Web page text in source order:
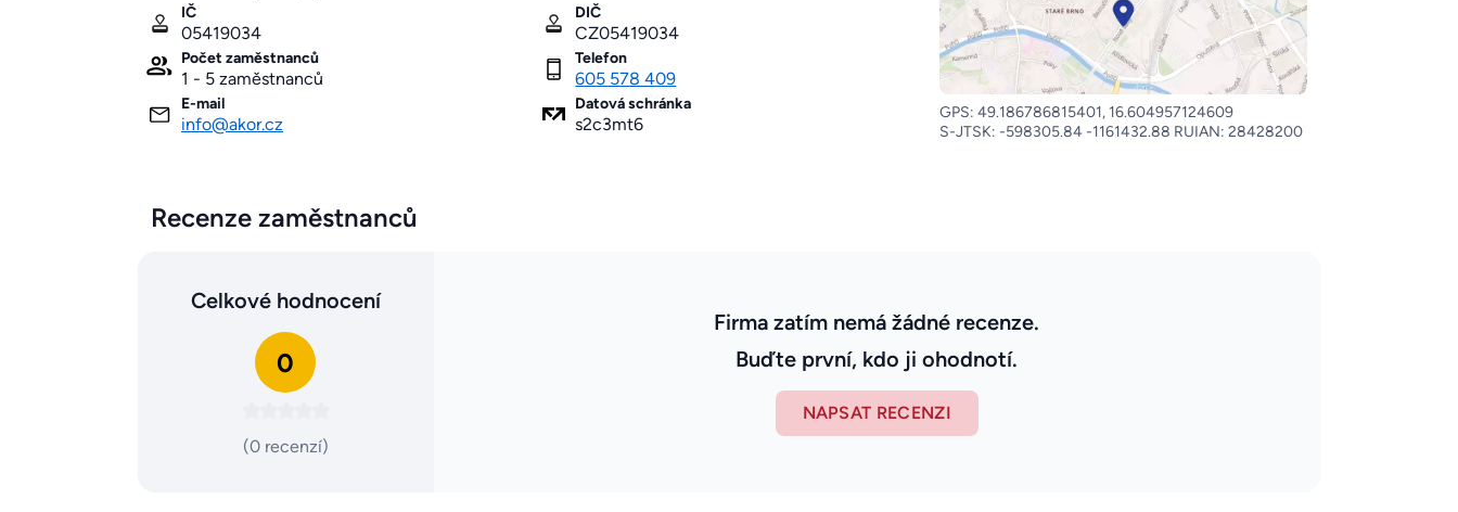
IČ
05419034
DIČ
CZ05419034
Počet zaměstnanců
1 - 5 zaměstnanců
Telefon
605 578 409
E-mail
info@akor.cz
Datová schránka
s2c3mt6
GPS: 49.186786815401, 16.604957124609
S-JTSK: -598305.84 -1161432.88 RUIAN: 28428200
Recenze zaměstnanců
Celkové hodnocení
0
(0 recenzí)
Firma zatím nemá žádné recenze.
Buďte první, kdo ji ohodnotí.
NAPSAT RECENZI